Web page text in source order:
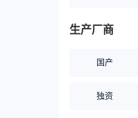
生产厂商
国产
独资